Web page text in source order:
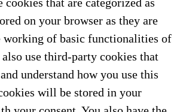
on your browser as they are
working of basic functionalities of
use third-party cookies that
understand how you use this
will be stored in your